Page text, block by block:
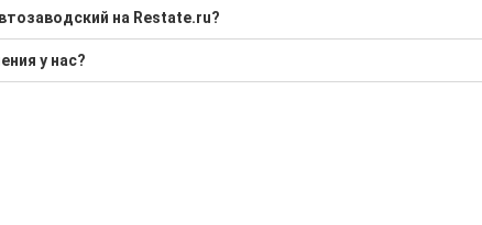
на Restate.ru?
в районе Автозаводский?
новостройкам, для подбора подходящего вам варианта
у нас?